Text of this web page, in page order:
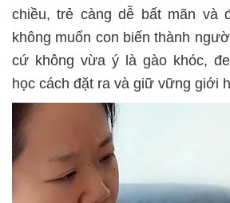
chiều, trẻ càng dễ bất mãn và
không muốn con biến thành
cứ không vừa ý là gào khóc,
học cách đặt ra và giữ vững giới